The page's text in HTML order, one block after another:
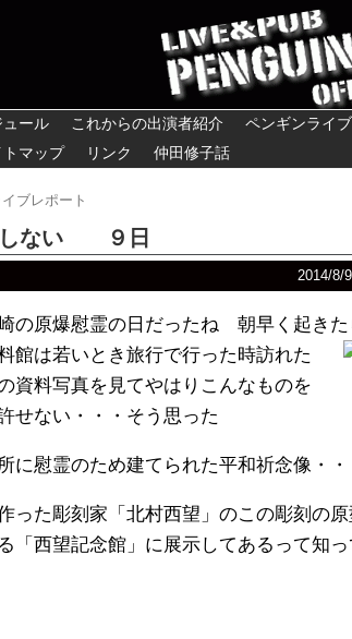
ュール これからの出演者紹介 ペンギンライ
トマップ リンク 仲田修子話
ブレポート
しない ９日
2014/8/9
の原爆慰霊の日だったね 朝早く起き
館は若いとき旅行で行った時訪れた
資料写真を見てやはりこんなものを
せない・・・そう思った
に慰霊のため建てられた平和祈念像・
った彫刻家「北村西望」のこの彫刻の
「西望記念館」に展示してあるって知